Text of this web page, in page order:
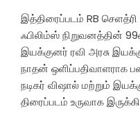
இத்திரைப்படம் RB செளத்ரி
ஃபிலிம்ஸ் நிறுவனத்தின்
இயக்குனர் ரவி அரசு
நாதன் ஒளிப்பதிவாளராக
நடிகர் விஷால் மற்றும்
திரைப்படம் உருவாக